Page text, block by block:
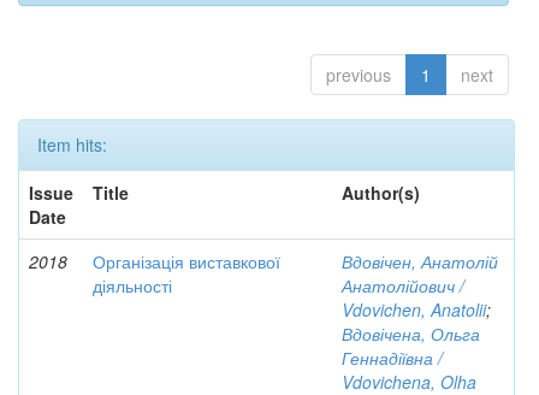
previous 1 next
Item hits:
Issue
Date
Title Author(s)
2018
Організація виставкової
діяльності
Вдовічен, Анатолій
Анатолійович /
Vdovichen, Anatolii;
Вдовічена, Ольга
Геннадіївна /
Vdovichena, Olha